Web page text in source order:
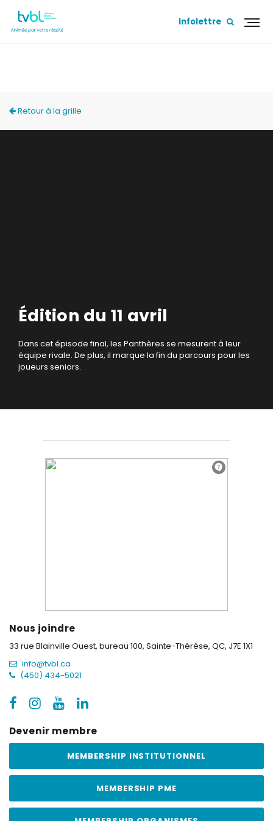
Infolettre
Retour à la grille
Édition du 11 avril
Dans cet épisode final, les Panthères se mesurent à leur
équipe rivale. De plus, il marque la fin du parcours pour les
joueurs seniors.
Nous joindre
33 rue Blainville Ouest, bureau 100, Sainte-Thérèse, QC, J7E 1X1
info@tvbl.ca
(450) 434-5021
Devenir membre
MEMBERSHIP INSTITUTIONNEL
MEMBERSHIP PME